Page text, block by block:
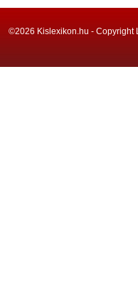
©2026 Kislexikon.hu - Copyright